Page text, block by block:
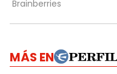
MÁS EN